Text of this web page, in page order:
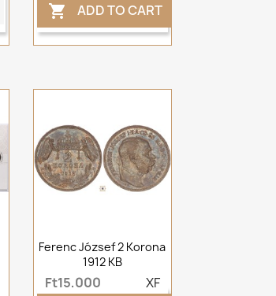
 ADD TO CART
Ferenc József 2 Korona
1912 KB
Ft15,000 XF